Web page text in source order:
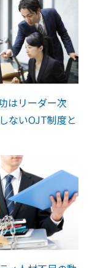
はリーダー次
ないOJT制度と